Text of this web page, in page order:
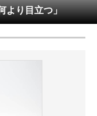
より目立つ」